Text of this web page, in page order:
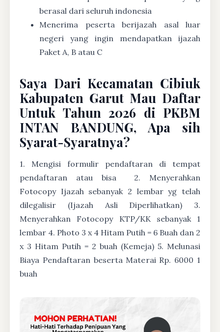
berasal dari seluruh indonesia
Menerima peserta berijazah asal luar
negeri yang ingin mendapatkan ijazah
Paket A, B atau C
Saya Dari Kecamatan Cibiuk
Kabupaten Garut Mau Daftar
Untuk Tahun 2026 di PKBM
INTAN BANDUNG, Apa sih
Syarat-Syaratnya?
1. Mengisi formulir pendaftaran di tempat
pendaftaran atau bisa
2. Menyerahkan
Fotocopy Ijazah sebanyak 2 lembar yg telah
dilegalisir (Ijazah Asli Diperlihatkan) 3.
Menyerahkan Fotocopy KTP/KK sebanyak 1
lembar 4. Photo 3 x 4 Hitam Putih = 6 Buah dan 2
x 3 Hitam Putih = 2 buah (Kemeja) 5. Melunasi
Biaya Pendaftaran beserta Materai Rp. 6000 1
buah